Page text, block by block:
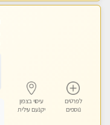
לפרטים
נוספים
עיסוי בצפון
יקנעם עילית